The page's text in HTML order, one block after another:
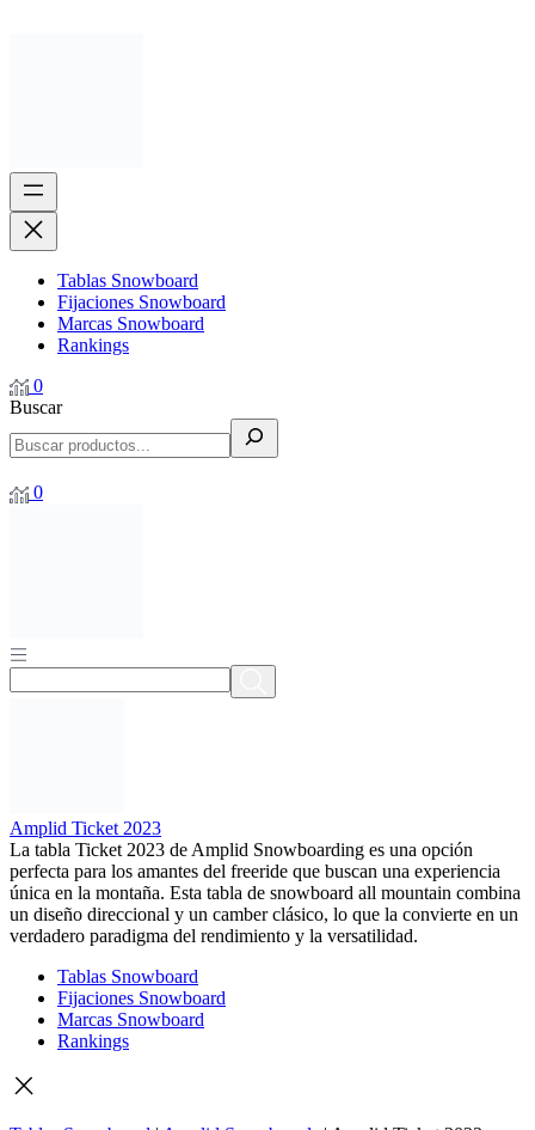
Tablas Snowboard
Fijaciones Snowboard
Marcas Snowboard
Rankings
0
Buscar
0
Amplid Ticket 2023
La tabla Ticket 2023 de Amplid Snowboarding es una opción
perfecta para los amantes del freeride que buscan una experiencia
única en la montaña. Esta tabla de snowboard all mountain combina
un diseño direccional y un camber clásico, lo que la convierte en un
verdadero paradigma del rendimiento y la versatilidad.
Tablas Snowboard
Fijaciones Snowboard
Marcas Snowboard
Rankings